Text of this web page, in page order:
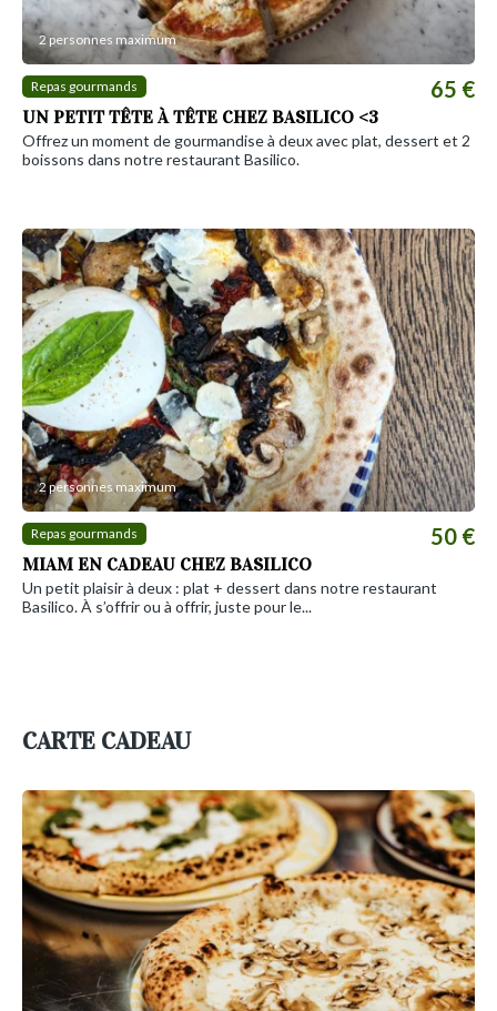
2 personnes maximum
Repas gourmands
UN PETIT TÊTE À TÊTE CHEZ BASILICO <3
65 €
Offrez un moment de gourmandise à deux avec plat, dessert et 2
boissons dans notre restaurant Basilico.
2 personnes maximum
Repas gourmands
MIAM EN CADEAU CHEZ BASILICO
50 €
Un petit plaisir à deux : plat + dessert dans notre restaurant
Basilico. À s’offrir ou à offrir, juste pour le...
CARTE CADEAU